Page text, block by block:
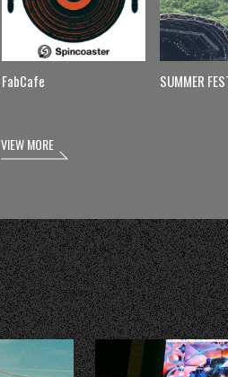
FabCafe SUMMER
VIEW MORE